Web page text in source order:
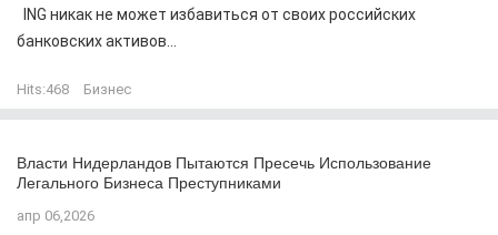
ING никак не может избавиться от своих российских
банковских активов...
Hits:468 Бизнес
Власти Нидерландов Пытаются Пресечь Использование
Легального Бизнеса Преступниками
апр 06,2026